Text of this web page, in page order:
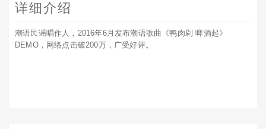
详细介绍
潮语民谣唱作人，2016年6月发布潮语歌曲《鸭肉剁 啤酒起》
DEMO，网络点击破200万，广受好评。